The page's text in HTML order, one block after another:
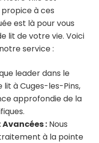
à ces
est là pour vous
lit de votre vie. Voici
service :
leader dans le
à Cuges-les-Pins,
approfondie de la
: Nous
à la pointe